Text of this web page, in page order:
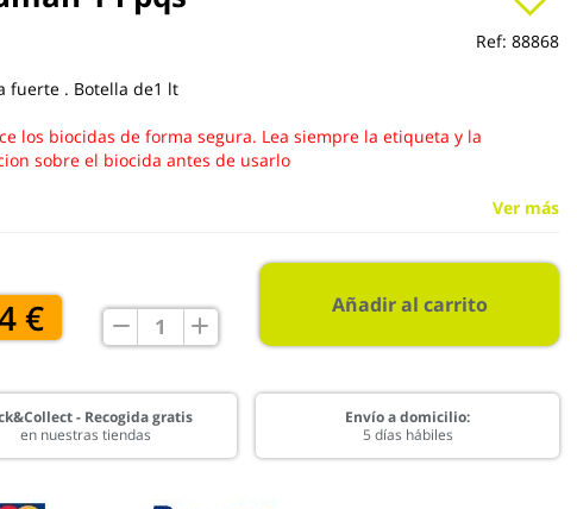
Ref: 88868
fuerte . Botella de1 lt
los biocidas de forma segura. Lea siempre la etiqueta y la
sobre el biocida antes de usarlo
Ver más
€ Añadir al carrito
- Recogida gratis
en nuestras tiendas
Envío a domicilio:
5 días hábiles